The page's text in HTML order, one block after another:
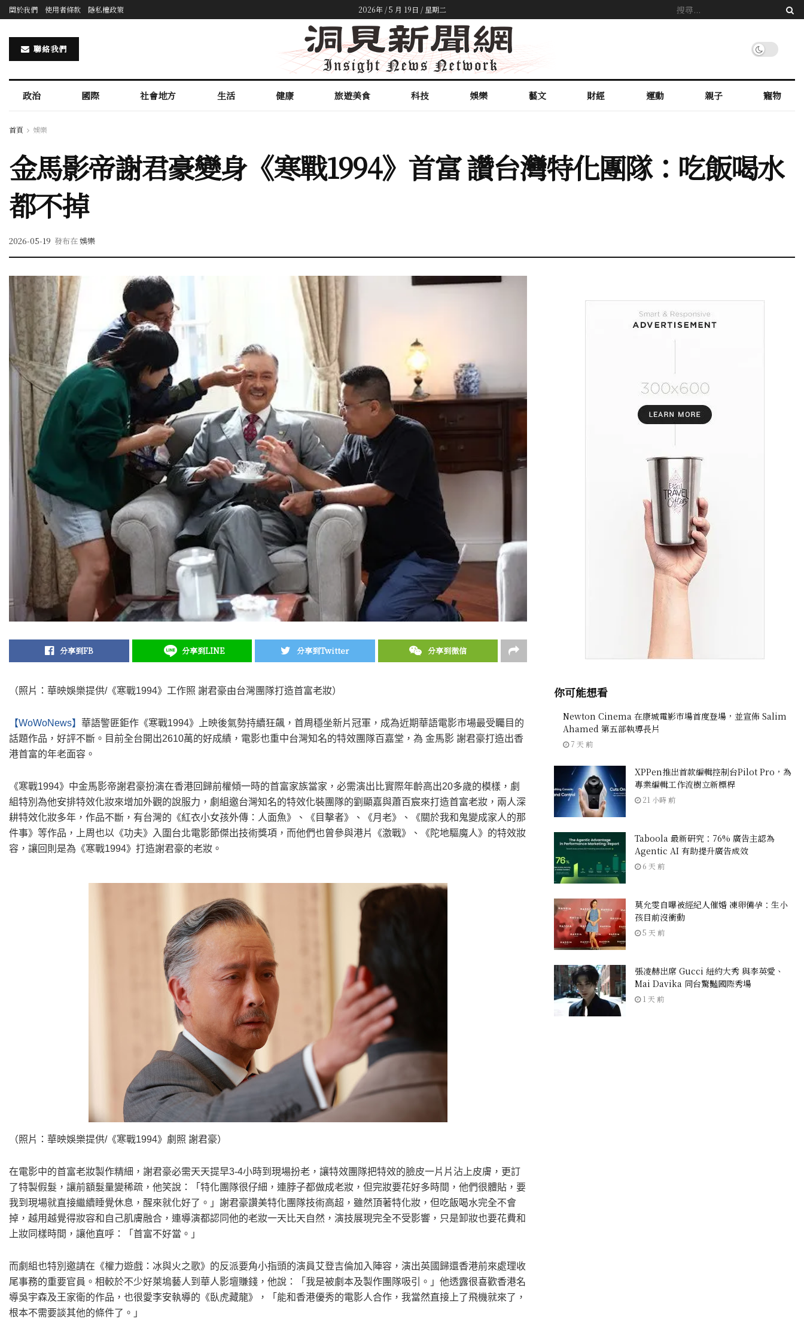
關於我們 使用者條款 隱私權政策 2026年 / 5 月 19日 / 星期二
聯絡我們
政治 國際 社會地方 生活 健康 旅遊美食 科技 娛樂 藝文 財經 運動 親子 寵物
首頁 娛樂
金馬影帝謝君豪變身《寒戰1994》首富 讚台灣特化團隊：吃飯喝水
都不掉
2026-05-19 發布在娛樂
分享到FB 分享到LINE 分享到Twitter 分享到微信
（照片：華映娛樂提供/《寒戰1994》工作照 謝君豪由台灣團隊打造首富老妝）
【WoWoNews】 華語警匪鉅作《寒戰1994》上映後氣勢持續狂飆，首周穩坐新片冠軍，成為近期華語電影市場最受矚目的
話題作品，好評不斷。目前全台開出2610萬的好成績，電影也重中台灣知名的特效團隊百嘉堂，為 金馬影 謝君豪打造出香
港首富的年老面容。
《寒戰1994》中金馬影帝謝君豪扮演在香港回歸前權傾一時的首富家族當家，必需演出比實際年齡高出20多歲的模樣，劇
組特別為他安排特效化妝來增加外觀的說服力，劇組邀台灣知名的特效化裝團隊的劉顯嘉與蕭百宸來打造首富老妝，兩人深
耕特效化妝多年，作品不斷，有台灣的《紅衣小女孩外傳：人面魚》、《目擊者》、《月老》、《關於我和鬼變成家人的那
件事》等作品，上周也以《功夫》入圍台北電影節傑出技術獎項，而他們也曾參與港片《激戰》、《陀地驅魔人》的特效妝
容，讓回則是為《寒戰1994》打造謝君豪的老妝。
（照片：華映娛樂提供/《寒戰1994》劇照 謝君豪）
在電影中的首富老妝製作精細，謝君豪必需天天提早3-4小時到現場扮老，讓特效團隊把特效的臉皮一片片沾上皮膚，更訂
了特製假髮，讓前額髮量變稀疏，他笑說：「特化團隊很仔細，連脖子都做成老妝，但完妝要花好多時間，他們很體貼，要
我到現場就直接繼續睡覺休息，醒來就化好了。」謝君豪讚美特化團隊技術高超，雖然頂著特化妝，但吃飯喝水完全不會
掉，越用越覺得妝容和自己肌膚融合，連導演都認同他的老妝一天比天自然，演技展現完全不受影響，只是卸妝也要花費和
上妝同樣時間，讓他直呼：「首富不好當。」
而劇組也特別邀請在《權力遊戲：冰與火之歌》的反派要角小指頭的演員艾登吉倫加入陣容，演出英國歸還香港前來處理收
尾事務的重要官員。相較於不少好萊塢藝人到華人影壇賺錢，他說：「我是被劇本及製作團隊吸引。」他透露很喜歡香港名
導吳宇森及王家衛的作品，也很愛李安執導的《臥虎藏龍》，「能和香港優秀的電影人合作，我當然直接上了飛機就來了，
根本不需要談其他的條件了。」
你可能想看
Newton Cinema 在康城電影市場首度登場，並宣佈 Salim
Ahamed 第五部執導長片
7 天 前
XPPen推出首款編輯控制台Pilot Pro，為
專業編輯工作流樹立新標桿
21 小時 前
Taboola 最新研究：76% 廣告主認為
Agentic AI 有助提升廣告成效
6 天 前
莫允雯自曝被經紀人催婚 凍卵備孕：生小
孩目前沒衝動
5 天 前
張凌赫出席 Gucci 紐約大秀 與李英愛、
Mai Davika 同台驚豔國際秀場
1 天 前